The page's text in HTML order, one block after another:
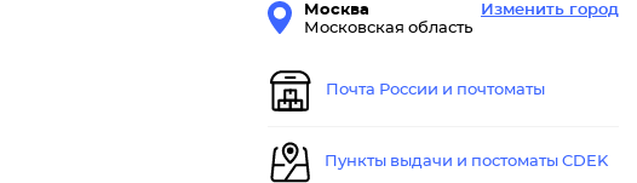
Москва
Московская область
Изменить город
Почта России и почтоматы
Пункты выдачи и постоматы CDEK